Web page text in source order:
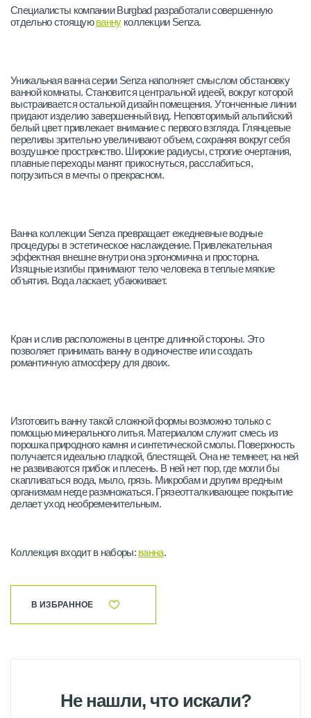
Специалисты компании Burgbad разработали совершенную
отдельно стоящуюваннуколлекции Senza.
Уникальная ванна серии Senza наполняет смыслом обстановку
ванной комнаты. Становится центральной идеей, вокруг которой
выстраивается остальной дизайн помещения. Утонченные линии
придают изделию завершенный вид. Неповторимый альпийский
белый цвет привлекает внимание с первого взгляда. Глянцевые
переливы зрительно увеличивают объем, сохраняя вокруг себя
воздушное пространство. Широкие радиусы, строгие очертания,
плавные переходы манят прикоснуться, расслабиться,
погрузиться в мечты о прекрасном.
Ванна коллекции Senza превращает ежедневные водные
процедуры в эстетическое наслаждение. Привлекательная
эффектная внешне внутри она эргономична и просторна.
Изящные изгибы принимают тело человека в теплые мягкие
объятия. Вода ласкает, убаюкивает.
Кран и слив расположены в центре длинной стороны. Это
позволяет принимать ванну в одиночестве или создать
романтичную атмосферу для двоих.
Изготовить ванну такой сложной формы возможно только с
помощью минерального литья. Материалом служит смесь из
порошка природного камня и синтетической смолы. Поверхность
получается идеально гладкой, блестящей. Она не темнеет, на ней
не развиваются грибок и плесень. В ней нет пор, где могли бы
скапливаться вода, мыло, грязь. Микробам и другим вредным
организмам негде размножаться. Грязеотталкивающее покрытие
делает уход необременительным.
Коллекция входит в наборы: ванна.
В ИЗБРАННОЕ
Не нашли, что искали?